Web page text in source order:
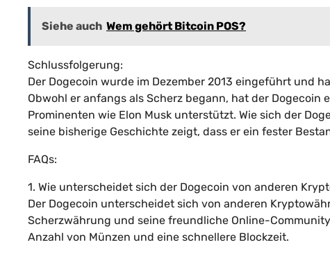
Siehe auch Wem gehört Bitcoin POS?
Schlussfolgerung:
Der Dogecoin wurde im Dezember 2013 eingeführt und
Obwohl er anfangs als Scherz begann, hat der
Prominenten wie Elon Musk unterstützt. Wie sich der
seine bisherige Geschichte zeigt, dass er ein fester
FAQs:
1. Wie unterscheidet sich der Dogecoin von anderen
Der Dogecoin unterscheidet sich von anderen
Scherzwährung und seine freundliche Online-
Anzahl von Münzen und eine schnellere Blockzeit.